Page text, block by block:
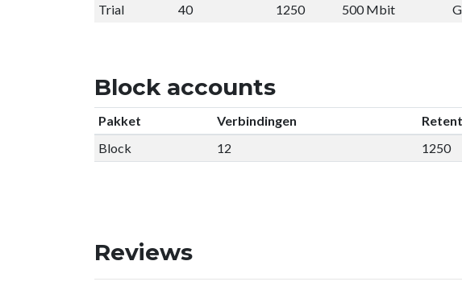
Trial
40 1250 500 Mbit
Block accounts
Pakket Verbindingen
Block
12 1250
Reviews